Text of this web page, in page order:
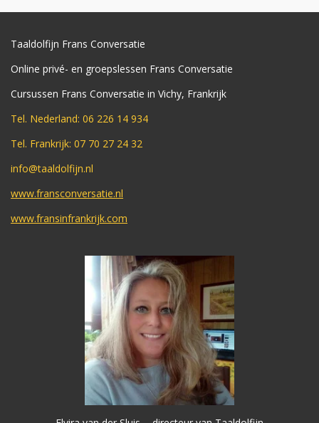
Taaldolfijn Frans Conversatie
Online privé- en groepslessen Frans Conversatie
Cursussen Frans Conversatie in Vichy, Frankrijk
Tel. Nederland: 06 226 14 934
Tel. Frankrijk: 07 70 27 24 32
info@taaldolfijn.nl
www.fransconversatie.nl
www.fransinfrankrijk.com